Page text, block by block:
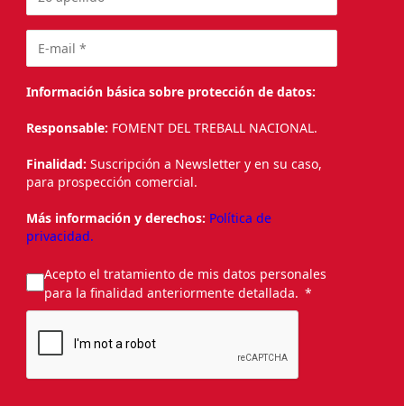
Información básica sobre protección de datos:
Responsable: FOMENT DEL TREBALL NACIONAL.
Finalidad: Suscripción a Newsletter y en su caso,
para prospección comercial.
Más información y derechos: Política de
privacidad.
Acepto el tratamiento de mis datos personales
para la finalidad anteriormente detallada.